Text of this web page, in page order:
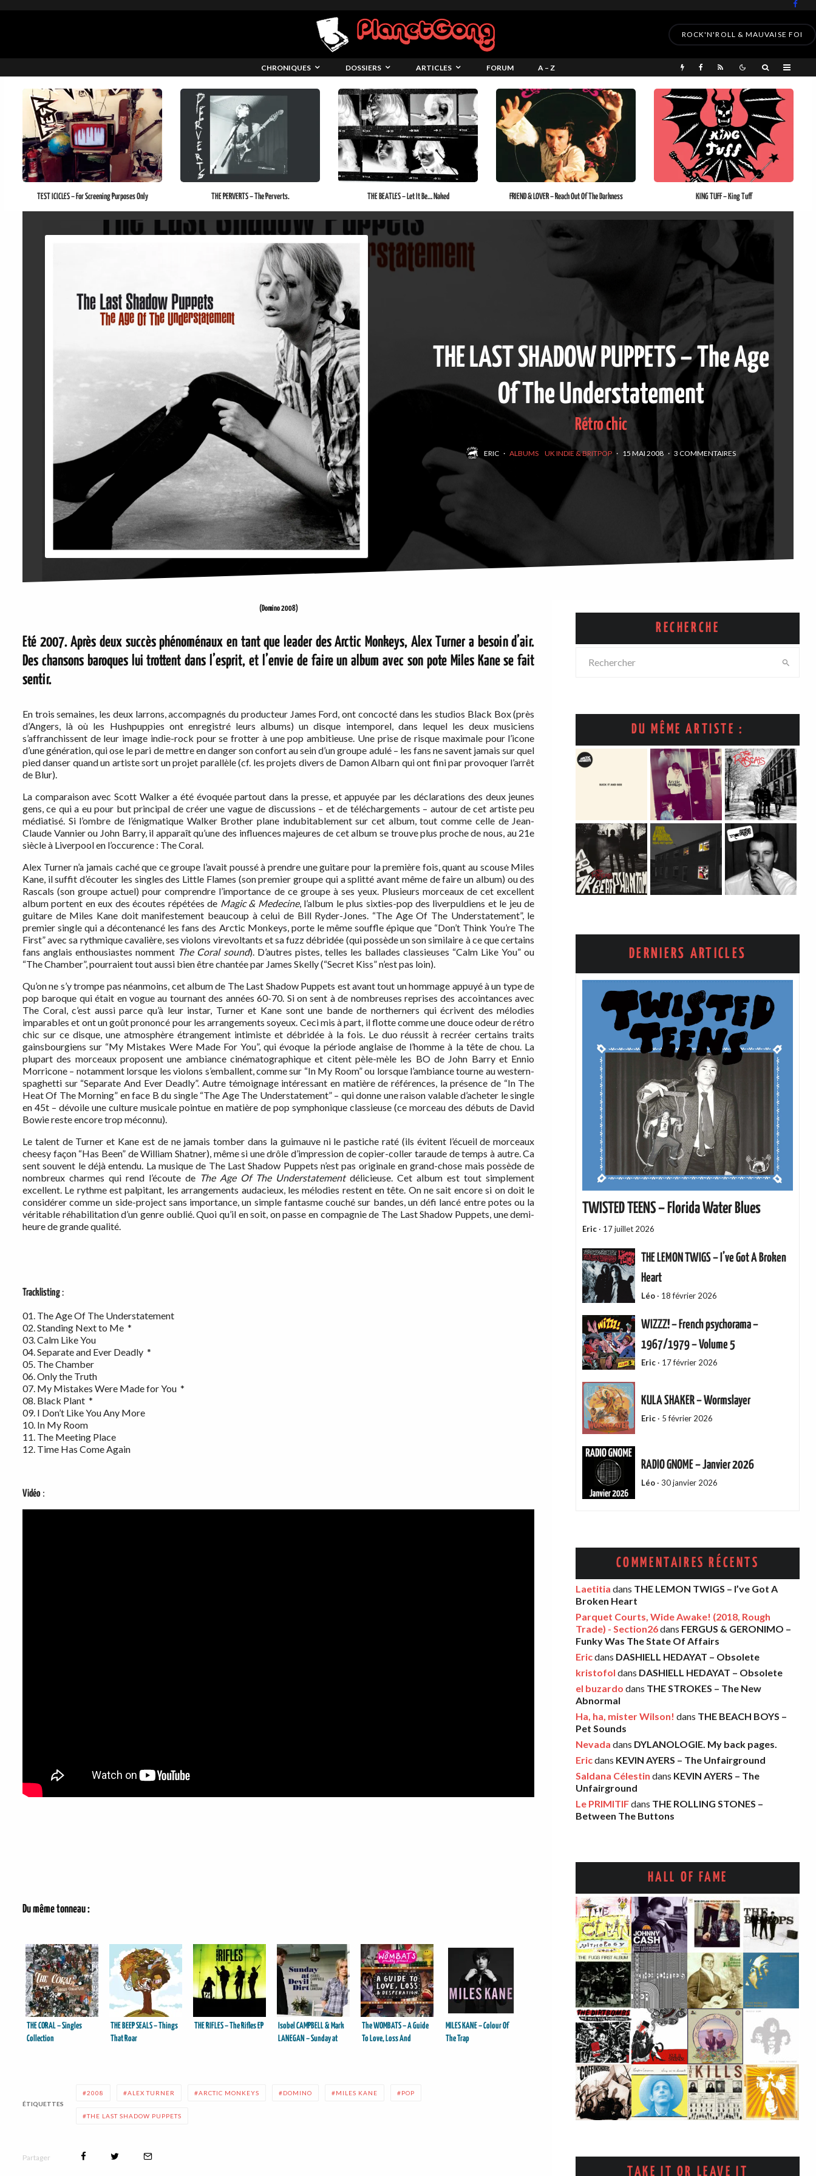
ROCK'N'ROLL & MAUVAISE FOI
CHRONIQUES DOSSIERS ARTICLES FORUM A – Z
TEST ICICLES – For Screening Purposes Only THE PERVERTS – The Perverts. THE BEATLES – Let It Be… Naked FRIEND & LOVER – Reach Out Of The Darkness KING TUFF – King Tuff
THE LAST SHADOW PUPPETS – The Age
Of The Understatement
Rétro chic
ERIC · ALBUMS UK INDIE & BRITPOP · 15 MAI 2008 · 3 COMMENTAIRES
(Domino 2008)
Eté 2007. Après deux succès phénoménaux en tant que leader des Arctic Monkeys, Alex Turner a besoin d’air.
Des chansons baroques lui trottent dans l’esprit, et l’envie de faire un album avec son pote Miles Kane se fait
sentir.
En trois semaines, les deux larrons, accompagnés du producteur James Ford, ont concocté dans les studios Black Box (près
d’Angers, là où les Hushpuppies ont enregistré leurs albums) un disque intemporel, dans lequel les deux musiciens
s’affranchissent de leur image indie-rock pour se frotter à une pop ambitieuse. Une prise de risque maximale pour l’icone
d’une génération, qui ose le pari de mettre en danger son confort au sein d’un groupe adulé – les fans ne savent jamais sur quel
pied danser quand un artiste sort un projet parallèle (cf. les projets divers de Damon Albarn qui ont fini par provoquer l’arrêt
de Blur).
La comparaison avec Scott Walker a été évoquée partout dans la presse, et appuyée par les déclarations des deux jeunes
gens, ce qui a eu pour but principal de créer une vague de discussions – et de téléchargements – autour de cet artiste peu
médiatisé. Si l’ombre de l’énigmatique Walker Brother plane indubitablement sur cet album, tout comme celle de Jean-
Claude Vannier ou John Barry, il apparaît qu’une des influences majeures de cet album se trouve plus proche de nous, au 21e
siècle à Liverpool en l’occurence : The Coral.
Alex Turner n’a jamais caché que ce groupe l’avait poussé à prendre une guitare pour la première fois, quant au scouse Miles
Kane, il suffit d’écouter les singles des Little Flames (son premier groupe qui a splitté avant même de faire un album) ou des
Rascals (son groupe actuel) pour comprendre l’importance de ce groupe à ses yeux. Plusieurs morceaux de cet excellent
album portent en eux des écoutes répétées de Magic & Medecine, l’album le plus sixties-pop des liverpuldiens et le jeu de
guitare de Miles Kane doit manifestement beaucoup à celui de Bill Ryder-Jones. “The Age Of The Understatement”, le
premier single qui a décontenancé les fans des Arctic Monkeys, porte le même souffle épique que “Don’t Think You’re The
First” avec sa rythmique cavalière, ses violons virevoltants et sa fuzz débridée (qui possède un son similaire à ce que certains
fans anglais enthousiastes nomment The Coral sound). D’autres pistes, telles les ballades classieuses “Calm Like You” ou
“The Chamber”, pourraient tout aussi bien être chantée par James Skelly (“Secret Kiss” n’est pas loin).
Qu’on ne s’y trompe pas néanmoins, cet album de The Last Shadow Puppets est avant tout un hommage appuyé à un type de
pop baroque qui était en vogue au tournant des années 60-70. Si on sent à de nombreuses reprises des accointances avec
The Coral, c’est aussi parce qu’à leur instar, Turner et Kane sont une bande de northerners qui écrivent des mélodies
imparables et ont un goût prononcé pour les arrangements soyeux. Ceci mis à part, il flotte comme une douce odeur de rétro
chic sur ce disque, une atmosphère étrangement intimiste et débridée à la fois. Le duo réussit à recréer certains traits
gainsbourgiens sur “My Mistakes Were Made For You”, qui évoque la période anglaise de l’homme à la tête de chou. La
plupart des morceaux proposent une ambiance cinématographique et citent pèle-mèle les BO de John Barry et Ennio
Morricone – notamment lorsque les violons s’emballent, comme sur “In My Room” ou lorsque l’ambiance tourne au western-
spaghetti sur “Separate And Ever Deadly”. Autre témoignage intéressant en matière de références, la présence de “In The
Heat Of The Morning” en face B du single “The Age The Understatement” – qui donne une raison valable d’acheter le single
en 45t – dévoile une culture musicale pointue en matière de pop symphonique classieuse (ce morceau des débuts de David
Bowie reste encore trop méconnu).
Le talent de Turner et Kane est de ne jamais tomber dans la guimauve ni le pastiche raté (ils évitent l’écueil de morceaux
cheesy façon “Has Been” de William Shatner), même si une drôle d’impression de copier-coller taraude de temps à autre. Ca
sent souvent le déjà entendu. La musique de The Last Shadow Puppets n’est pas originale en grand-chose mais possède de
nombreux charmes qui rend l’écoute de The Age Of The Understatementdélicieuse. Cet album est tout simplement
excellent. Le rythme est palpitant, les arrangements audacieux, les mélodies restent en tête. On ne sait encore si on doit le
considérer comme un side-project sans importance, un simple fantasme couché sur bandes, un défi lancé entre potes ou la
véritable réhabilitation d’un genre oublié. Quoi qu’il en soit, on passe en compagnie de The Last Shadow Puppets, une demi-
heure de grande qualité.
Tracklisting:
01. The Age Of The Understatement
02. Standing Next to Me *
03. Calm Like You
04. Separate and Ever Deadly *
05. The Chamber
06. Only the Truth
07. My Mistakes Were Made for You *
08. Black Plant *
09. I Don’t Like You Any More
10. In My Room
11. The Meeting Place
12. Time Has Come Again
Vidéo :
Du même tonneau :
THE CORAL – Singles
Collection
THE BEEP SEALS – Things
That Roar
THE RIFLES – The Rifles EP
Isobel CAMPBELL & Mark
LANEGAN – Sunday at
The WOMBATS – A Guide
To Love, Loss And
MILES KANE – Colour Of
The Trap
ÉTIQUETTES
2008 ALEX TURNER ARCTIC MONKEYS DOMINO MILES KANE POP
THE LAST SHADOW PUPPETS
Partager
RECHERCHE
DU MÊME ARTISTE :
DERNIERS ARTICLES
TWISTED TEENS – Florida Water Blues
Eric · 17 juillet 2026
THE LEMON TWIGS – I’ve Got A Broken
Heart
Léo· 18 février 2026
WIZZZ! – French psychorama –
1967/1979 – Volume 5
Eric· 17 février 2026
KULA SHAKER – Wormslayer
Eric· 5 février 2026
RADIO GNOME – Janvier 2026
Léo· 30 janvier 2026
Eric·13 décembre 2025
AMELIA COBURN – Between The Moon
Léo · 9 décembre 2025
THE LEMON TWIGS – Go To School
Léo· 5 novembre 2025
Eric·2 novembre 2025
Léo · 29 octobre 2025
COMMENTAIRES RÉCENTS
Laetitia dans THE LEMON TWIGS – I’ve Got A
Broken Heart
Parquet Courts, Wide Awake! (2018, Rough
Trade) - Section26dans FERGUS & GERONIMO –
Funky Was The State Of Affairs
Ericdans DASHIELL HEDAYAT – Obsolete
kristofol dans DASHIELL HEDAYAT – Obsolete
el buzardo dans THE STROKES – The New
Abnormal
Ha, ha, mister Wilson! dans THE BEACH BOYS –
Pet Sounds
Nevada dans DYLANOLOGIE. My back pages.
Ericdans KEVIN AYERS – The Unfairground
Saldana Célestin dans KEVIN AYERS – The
Unfairground
Le PRIMITIFdans THE ROLLING STONES –
Between The Buttons
HALL OF FAME
TAKE IT OR LEAVE IT